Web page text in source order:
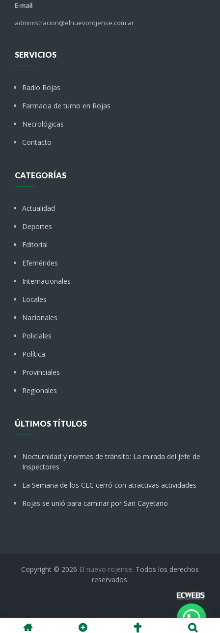
E-mail
administracion@elnuevorojense.com.ar
SERVICIOS
Radio Rojas
Farmacia de turno en Rojas
Necrológicas
Contacto
CATEGORÍAS
Actualidad
Deportes
Editorial
Efemérides
Internacionales
Locales
Nacionales
Policiales
Política
Provinciales
Regionales
ÚLTIMOS TÍTULOS
Nocturnidad y normas de tránsito: La mirada del Jefe de
Inspectores
La Semana de los CEC cerró con atractivas actividades
Rojas se unió para caminar por San Cayetano
Copyright © 2026 El nuevo rojense. Todos los derechos
reservados.